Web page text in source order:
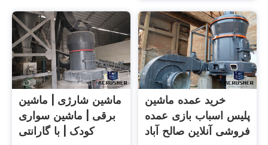
ماشین شارژی | ماشین
برقی | ماشین سواری
کودک | با گارانتی
خرید عمده ماشین
پلیس اسباب بازی عمده
فروشی آنلاین صالح آباد